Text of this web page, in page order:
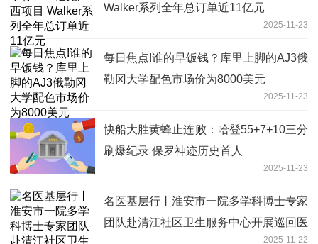
Walker系列全年总订单近11亿元
2025-11-23
每日焦点!谁的早饭钱？库里上脚的AJ3俄
勒冈大学配色市场价为8000美元
2025-11-23
快船大胜黄蜂止连败：哈登55+7+10三分
刷爆纪录 保罗神迹历史首人
2025-11-23
名医基层行丨淮安市一院多学科博士专家
团队赴清江社区卫生服务中心开展巡回医
2025-11-22